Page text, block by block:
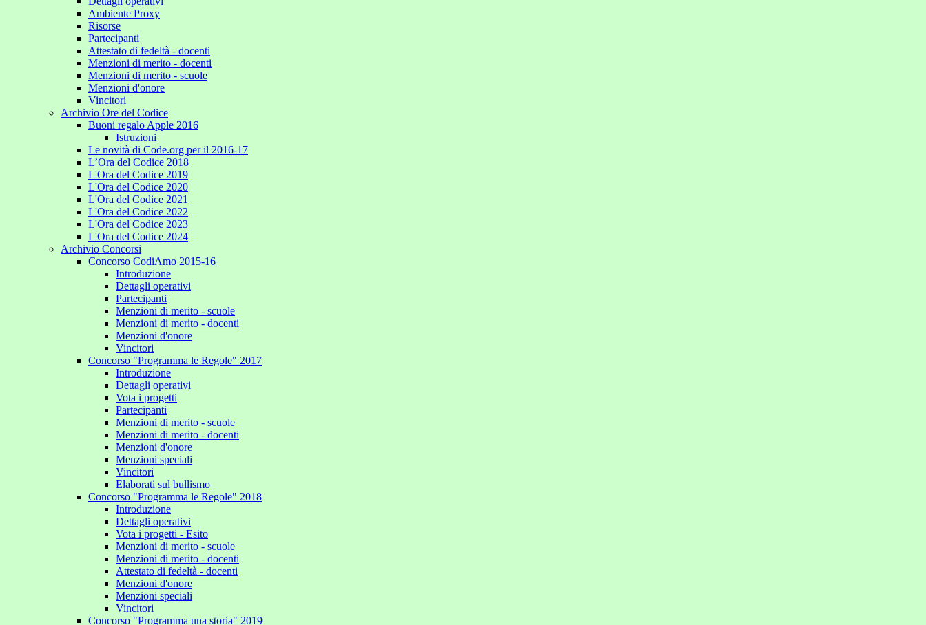
Ambiente Proxy
Risorse
Partecipanti
Attestato di fedeltà - docenti
Menzioni di merito - docenti
Menzioni di merito - scuole
Menzioni d'onore
Vincitori
Archivio Ore del Codice
Buoni regalo Apple 2016
Istruzioni
Le novità di Code.org per il 2016-17
L’Ora del Codice 2018
L'Ora del Codice 2019
L'Ora del Codice 2020
L'Ora del Codice 2021
L'Ora del Codice 2022
L'Ora del Codice 2023
L'Ora del Codice 2024
Archivio Concorsi
Concorso CodiAmo 2015-16
Introduzione
Dettagli operativi
Partecipanti
Menzioni di merito - scuole
Menzioni di merito - docenti
Menzioni d'onore
Vincitori
Concorso "Programma le Regole" 2017
Introduzione
Dettagli operativi
Vota i progetti
Partecipanti
Menzioni di merito - scuole
Menzioni di merito - docenti
Menzioni d'onore
Menzioni speciali
Vincitori
Elaborati sul bullismo
Concorso "Programma le Regole" 2018
Introduzione
Dettagli operativi
Vota i progetti - Esito
Menzioni di merito - scuole
Menzioni di merito - docenti
Attestato di fedeltà - docenti
Menzioni d'onore
Menzioni speciali
Vincitori
Concorso "Programma una storia" 2019